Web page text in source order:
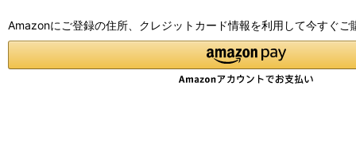
Amazonにご登録の住所、クレジットカード情報を利用して今すぐご